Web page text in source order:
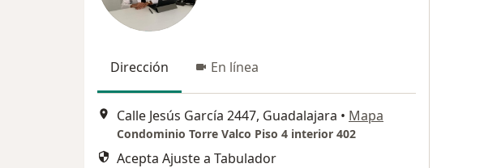
Dirección En línea
Calle Jesús García 2447, Guadalajara • Mapa
Condominio Torre Valco Piso 4 interior 402
Acepta Ajuste a Tabulador